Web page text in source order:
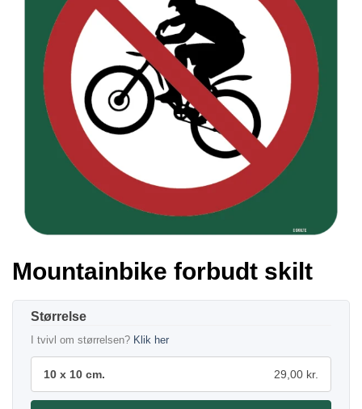
Mountainbike forbudt skilt
Størrelse
I tvivl om størrelsen? Klik her
10 x 10 cm. 29,00 kr.